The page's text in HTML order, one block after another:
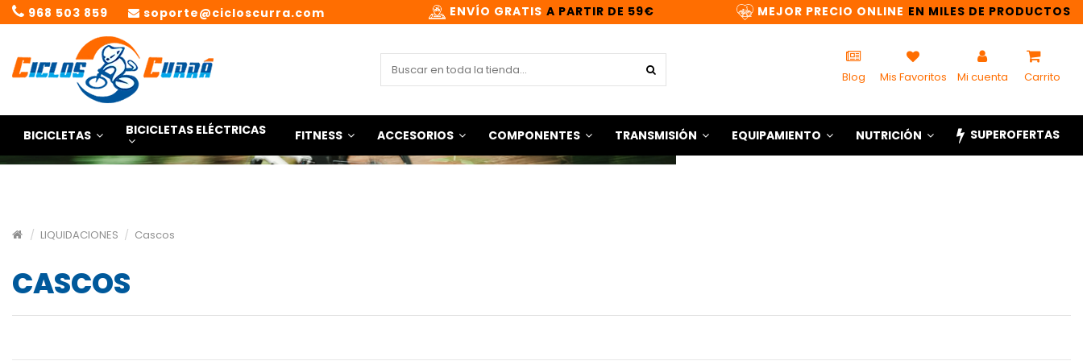
968 503 859 soporte@cicloscurra.com ENVÍO GRATIS A PARTIR DE 59€ MEJOR PRECIO ONLINE EN MILES DE PRODUCTOS
Blog Mis Favoritos Mi cuenta Carrito
BICICLETAS BICICLETAS ELÉCTRICAS FITNESS ACCESORIOS COMPONENTES TRANSMISIÓN EQUIPAMIENTO NUTRICIÓN SUPEROFERTAS
LIQUIDACIONES Cascos
CASCOS